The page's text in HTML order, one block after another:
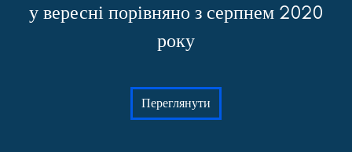
у вересні порівняно з серпнем 2020
року
Переглянути